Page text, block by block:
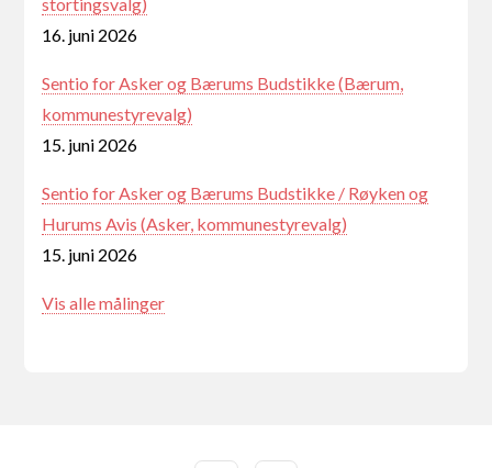
16. juni 2026
Sentio for Asker og Bærums Budstikke (Bærum,
kommunestyrevalg)
15. juni 2026
Sentio for Asker og Bærums Budstikke / Røyken og
Hurums Avis (Asker, kommunestyrevalg)
15. juni 2026
Vis alle målinger